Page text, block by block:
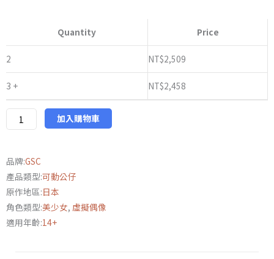
Quantity Price
2 NT$2,509
3 + NT$2,458
黏
土
人
Character
Vocal
系
01
初
音
未
來
加入購物車
品牌:GSC
產品類型:可動公仔
原作地區:日本
角色類型:美少女, 虛擬偶像
適用年齡:14+